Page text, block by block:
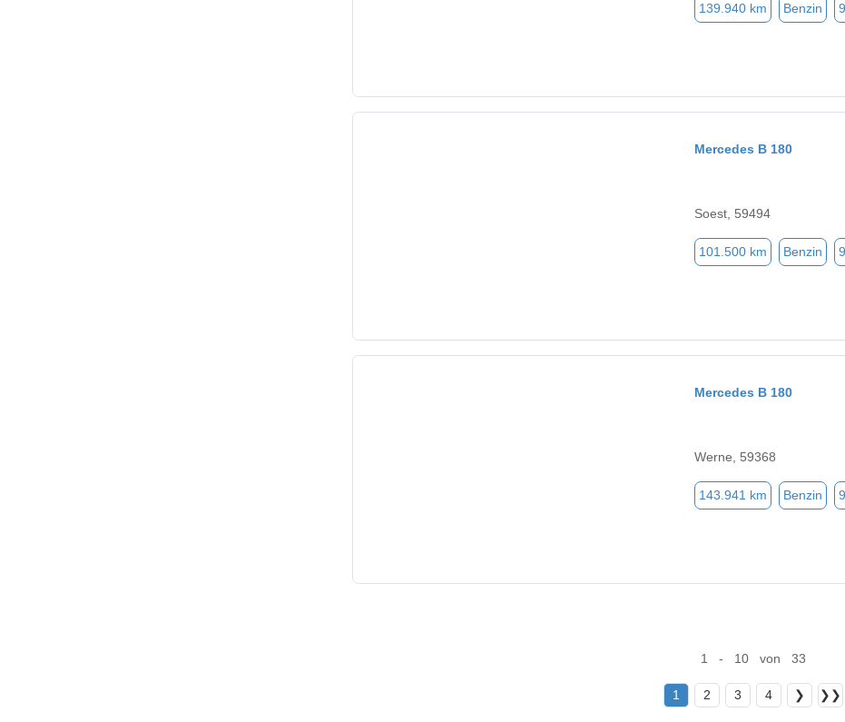
139.940 km Benzin
Mercedes B 180
Soest, 59494
101.500 km Benzin
Mercedes B 180
Werne, 59368
143.941 km Benzin
1 - 10 von 33
1 2 3 4 ❯ ❯❯